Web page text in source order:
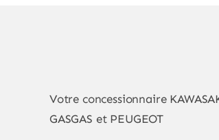
Votre concessionnaire
GASGAS et PEUGEOT